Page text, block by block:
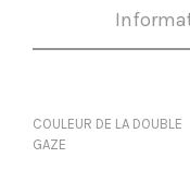
COULEUR DE LA DOUBLE
GAZE